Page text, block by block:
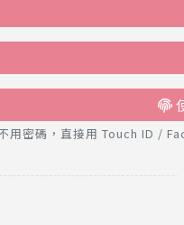
用密碼，直接用 Touch ID /